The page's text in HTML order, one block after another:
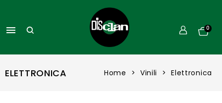
 0
ELETTRONICA Home Vinili Elettronica